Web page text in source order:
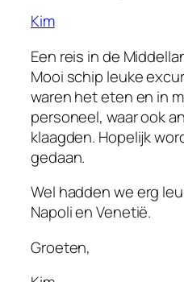
Kim
Een reis in de
Mooi schip leuke
waren het eten en in
personeel, waar ook
klaagden. Hopelijk
gedaan.
Wel hadden we erg
Napoli en Venetië.
Groeten,